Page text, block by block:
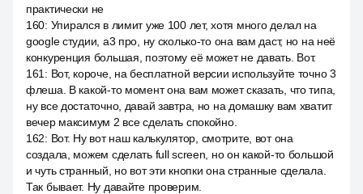
практически не
160: Упирался в лимит уже 100 лет, хотя много делал на
google студии, a3 про, ну сколько-то она вам даст, но на неё
конкуренция большая, поэтому её может не давать. Вот.
161 : Вот, короче, на бесплатной версии используйте точно 3
флеша. В какой-то момент она вам может сказать, что типа,
ну все достаточно, давай завтра, но на домашку вам хватит
вечер максимум 2 все сделать спокойно.
162: Вот. Ну вот наш калькулятор, смотрите, вот она
создала, можем сделать full screen, но он какой-то большой
и чуть странный, но вот эти кнопки она странные сделала.
Так бывает. Ну давайте проверим.